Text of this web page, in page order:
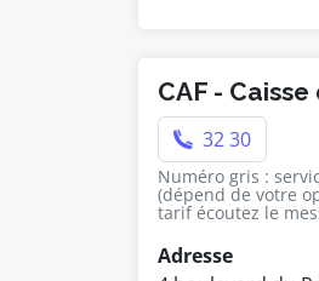
CAF -
32 30
Numéro gris :
(dépend de votre
tarif écoutez le
Adresse